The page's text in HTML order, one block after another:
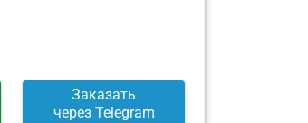
Заказать
через Telegram